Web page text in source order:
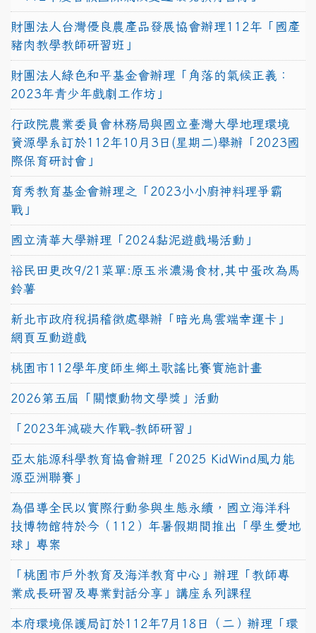
財團法人台灣優良農產品發展協會辦理112年「國產
豬肉教學教師研習班」
財團法人綠色和平基金會辦理「角落的氣候正義：
2023年青少年戲劇工作坊」
行政院農業委員會林務局與國立臺灣大學地理環境
資源學系訂於112年10月3日(星期二)舉辦「2023國
際保育研討會」
育秀教育基金會辦理之「2023小小廚神料理爭霸
戰」
國立清華大學辦理「2024黏泥遊戲場活動」
裕民田更改9/21菜單:原玉米濃湯食材,其中蛋改為馬
鈴薯
新北市政府稅捐稽徵處舉辦「暗光鳥雲端幸運卡」
網頁互動遊戲
桃園市112學年度師生鄉土歌謠比賽實施計畫
2026第五屆「關懷動物文學獎」活動
「2023年減碳大作戰-教師研習」
亞太能源科學教育協會辦理「2025 KidWind風力能
源亞洲聯賽」
為倡導全民以實際行動參與生態永續，國立海洋科
技博物館特於今（112）年暑假期間推出「學生愛地
球」專案
「桃園市戶外教育及海洋教育中心」辦理「教師專
業成長研習及專業對話分享」講座系列課程
本府環境保護局訂於112年7月18日（二）辦理「環